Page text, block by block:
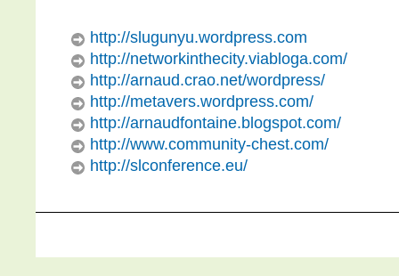
http://slugunyu.wordpress.com
http://networkinthecity.viabloga.com/
http://arnaud.crao.net/wordpress/
http://metavers.wordpress.com/
http://arnaudfontaine.blogspot.com/
http://www.community-chest.com/
http://slconference.eu/